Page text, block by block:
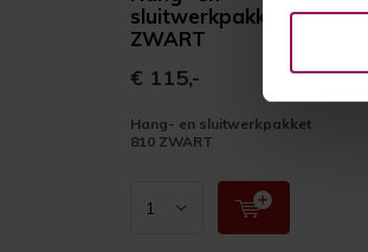
sluitwerkpakket 810
ZWART
€ 115,-
Hang- en sluitwerkpakket
810 ZWART